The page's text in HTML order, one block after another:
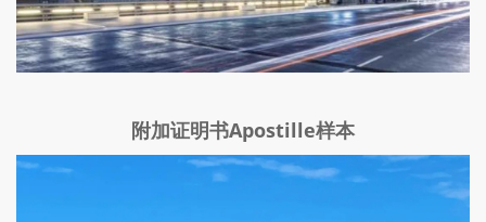
附加证明书Apostille样本